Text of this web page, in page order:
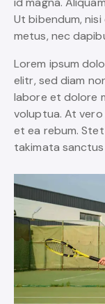
Ut bibendum,
metus, nec
Lorem ipsum
elitr, sed diam
labore et dolore
voluptua. At
et ea rebum.
takimata